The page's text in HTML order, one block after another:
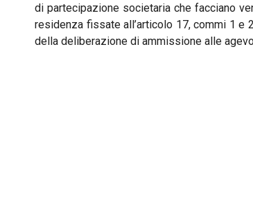
di partecipazione societaria che facciano
residenza fissate all’articolo 17, commi 1 e
della deliberazione di ammissione alle